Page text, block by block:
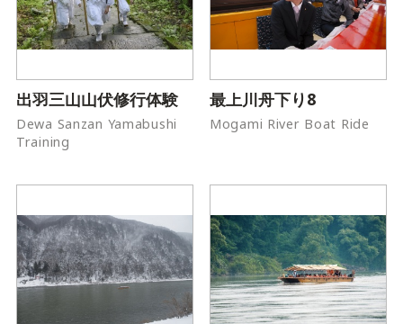
出羽三山山伏修行体験
Dewa Sanzan Yamabushi
Training
最上川舟下り8
Mogami River Boat Ride